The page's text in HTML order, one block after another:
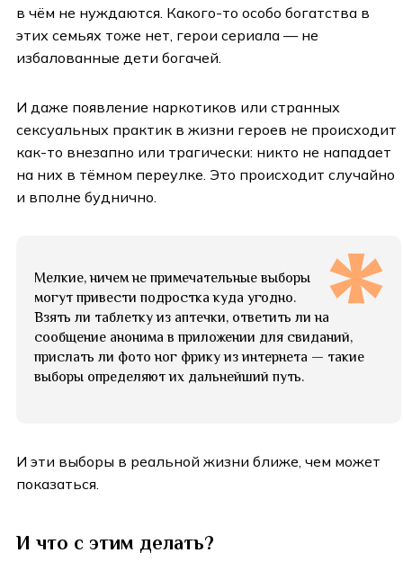
в чём не нуждаются. Какого-то особо богатства в
этих семьях тоже нет, герои сериала — не
избалованные дети богачей.
И даже появление наркотиков или странных
сексуальных практик в жизни героев не происходит
как-то внезапно или трагически: никто не нападает
на них в тёмном переулке. Это происходит случайно
и вполне буднично.
Мелкие, ничем не примечательные выборы
могут привести подростка куда угодно.
Взять ли таблетку из аптечки, ответить ли на
сообщение анонима в приложении для свиданий,
прислать ли фото ног фрику из интернета — такие
выборы определяют их дальнейший путь.
И эти выборы в реальной жизни ближе, чем может
показаться.
И что с этим делать?